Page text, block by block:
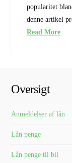
popularitet
denne artikel
Read More
Oversigt
Anmeldelser af lån
Lån penge
Lån penge til bil